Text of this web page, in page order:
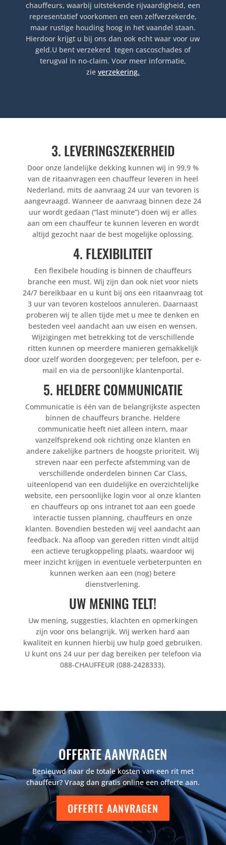
chauffeurs, waarbij uitstekende rijvaardigheid, een
representatief voorkomen en een zelfverzekerde,
maar rustige houding hoog in het vaandel staan.
Hierdoor krijgt u bij ons dan ook echt waar voor uw
geld.U bent verzekerd tegen cascoschades of
terugval in no-claim. Voor meer informatie,
zie verzekering.
3. LEVERINGSZEKERHEID
Door onze landelijke dekking kunnen wij in 99,9 %
van de ritaanvragen een chauffeur leveren in heel
Nederland, mits de aanvraag 24 uur van tevoren is
aangevraagd. Wanneer de aanvraag binnen deze 24
uur wordt gedaan (“last minute”) doen wij er alles
aan om een chauffeur te kunnen leveren en wordt
altijd gezocht naar de best mogelijke oplossing.
4. FLEXIBILITEIT
Een flexibele houding is binnen de chauffeurs
branche een must. Wij zijn dan ook niet voor niets
24/7 bereikbaar en u kunt bij ons een ritaanvraag tot
3 uur van tevoren kosteloos annuleren. Daarnaast
proberen wij te allen tijde met u mee te denken en
besteden veel aandacht aan uw eisen en wensen.
Wijzigingen met betrekking tot de verschillende
ritten kunnen op meerdere manieren gemakkelijk
door uzelf worden doorgegeven; per telefoon, per e-
mail en via de persoonlijke klantenportal.
5. HELDERE COMMUNICATIE
Communicatie is één van de belangrijkste aspecten
binnen de chauffeurs branche. Heldere
communicatie heeft niet alleen intern, maar
vanzelfsprekend ook richting onze klanten en
andere zakelijke partners de hoogste prioriteit. Wij
streven naar een perfecte afstemming van de
verschillende onderdelen binnen Car Class,
uiteenlopend van een duidelijke en overzichtelijke
website, een persoonlijke login voor al onze klanten
en chauffeurs op ons intranet tot aan een goede
interactie tussen planning, chauffeurs en onze
klanten. Bovendien besteden wij veel aandacht aan
feedback. Na afloop van gereden ritten vindt altijd
een actieve terugkoppeling plaats, waardoor wij
meer inzicht krijgen in eventuele verbeterpunten en
kunnen werken aan een (nog) betere
dienstverlening.
UW MENING TELT!
Uw mening, suggesties, klachten en opmerkingen
zijn voor ons belangrijk. Wij werken hard aan
kwaliteit en kunnen hierbij uw hulp goed gebruiken.
U kunt ons 24 uur per dag bereiken per telefoon via
088-CHAUFFEUR (088-2428333).
OFFERTE AANVRAGEN
Benieuwd naar de totale kosten van een rit met
chauffeur? Vraag dan gratis online een offerte aan.
OFFERTE AANVRAGEN